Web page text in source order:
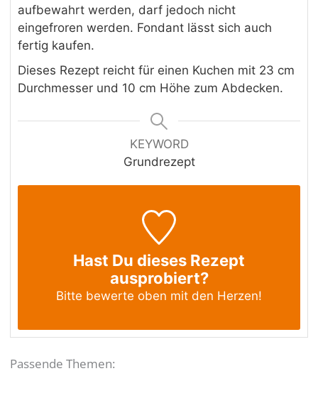
aufbewahrt werden, darf jedoch nicht
eingefroren werden. Fondant lässt sich auch
fertig kaufen.
Dieses Rezept reicht für einen Kuchen mit 23 cm
Durchmesser und 10 cm Höhe zum Abdecken.
KEYWORD
Grundrezept
Hast Du dieses Rezept
ausprobiert?
Bitte bewerte oben mit den Herzen!
Passende Themen: